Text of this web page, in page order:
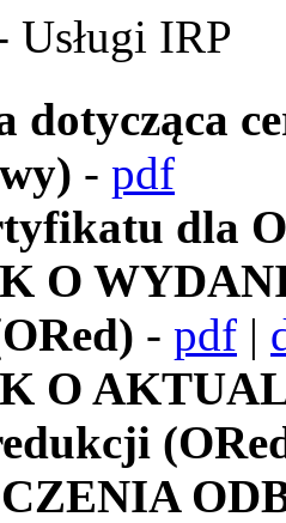
Usługi IRP
dotycząca
- pdf
dla
O
- pdf |
O